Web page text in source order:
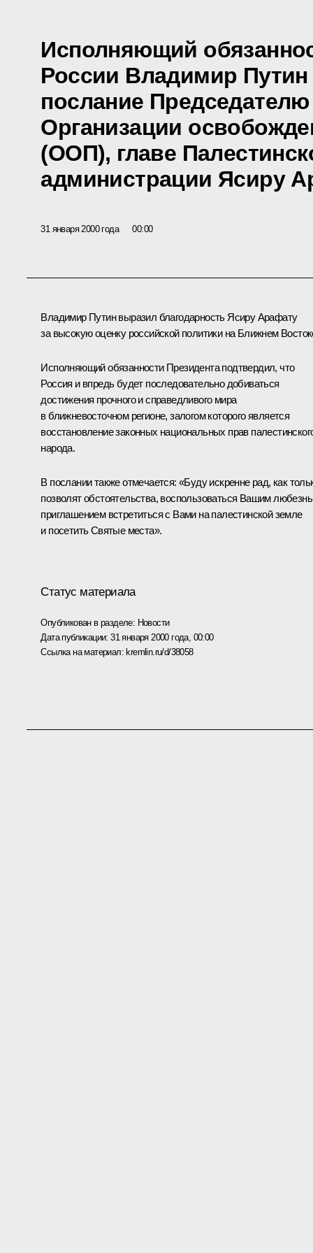
Исполняющий
России Владимир
послание
Организации
(ООП), главе
администрации Ясиру
31 января 2000 года 00:00
Владимир Путин выразил благодарность Ясиру Арафату
за высокую оценку российской политики на Ближнем
Исполняющий обязанности Президента подтвердил, что
Россия и впредь будет последовательно добиваться
достижения прочного и справедливого мира
в ближневосточном регионе, залогом которого является
восстановление законных национальных прав
народа.
В послании также отмечается: «Буду искренне рад, как
позволят обстоятельства, воспользоваться Вашим
приглашением встретиться с Вами на палестинской земле
и посетить Святые места».
Статус материала
Опубликован в разделе: Новости
Дата публикации:31 января 2000 года, 00:00
Ссылка на материал:kremlin.ru/d/38058